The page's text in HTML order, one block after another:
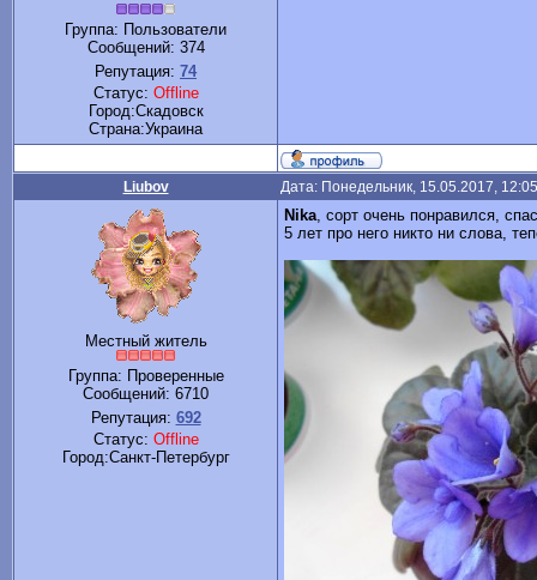
Группа: Пользователи
Сообщений: 374
Репутация: 74
Статус: Offline
Город:Скадовск
Cтрана:Украина
Liubov Дата: Понедельник, 15.05.2017,
Местный житель
Группа: Проверенные
Сообщений: 6710
Репутация: 692
Статус: Offline
Город:Санкт-Петербург
Nika, сорт очень понравился,
5 лет про него никто ни слова,